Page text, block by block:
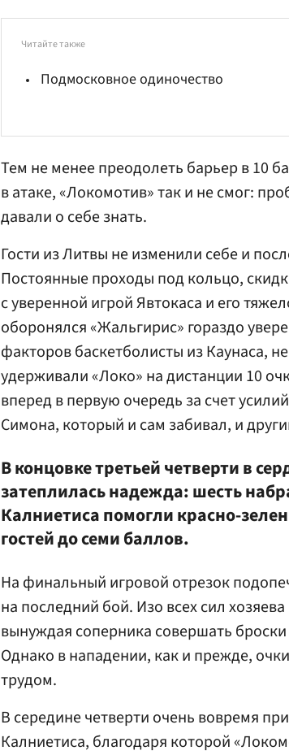
Читайте также
Подмосковное одиночество
Тем не менее преодолеть барьер в 10
в атаке, «Локомотив» так и не смог:
давали о себе знать.
Гости из Литвы не изменили себе и
Постоянные проходы под кольцо,
с уверенной игрой Явтокаса и его
оборонялся «Жальгирис» гораздо
факторов баскетболисты из Каунаса,
удерживали «Локо» на дистанции 10
вперед в первую очередь за счет
Симона, который и сам забивал, и
В концовке третьей четверти в
затеплилась надежда: шесть
Калниетиса помогли красно-
гостей до семи баллов.
На финальный игровой отрезок
на последний бой. Изо всех сил
вынуждая соперника совершать
Однако в нападении, как и прежде,
трудом.
В середине четверти очень вовремя
Калниетиса, благодаря которой